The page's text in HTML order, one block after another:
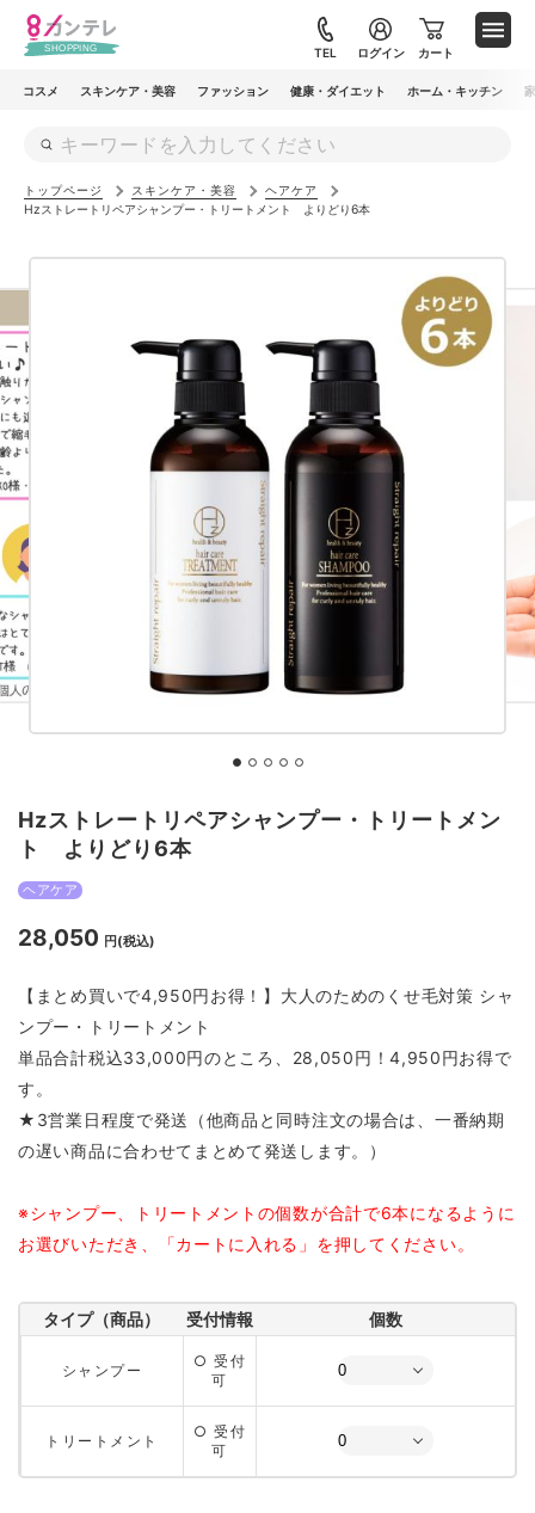
移
動
TEL ログイン カート
コスメ スキンケア・美容 ファッション 健康・ダイエット ホーム・キッチン
トップページ スキンケア・美容
ヘアケア
Hzストレートリペアシャンプー・トリートメント よりどり6本
Hzストレートリペアシャンプー・トリートメン
ト よりどり6本
ヘアケア
28,050 円(税込)
【まとめ買いで4,950円お得！】大人のためのくせ毛対策 シャ
ンプー・トリートメント
単品合計税込33,000円のところ、28,050円！4,950円お得で
す。
★3営業日程度で発送（他商品と同時注文の場合は、一番納期
の遅い商品に合わせてまとめて発送します。）
※シャンプー、トリートメントの個数が合計で6本になるように
お選びいただき、「カートに入れる」を押してください。
タイプ（商品） 受付情報 個数
シャンプー
○ 受付
可
トリートメント
○ 受付
可